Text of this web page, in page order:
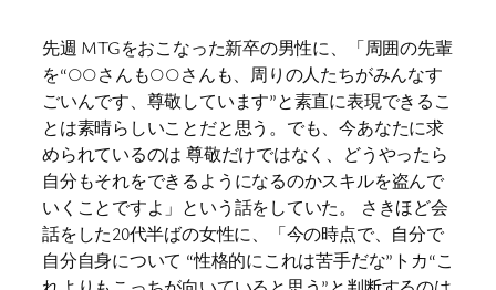
先週 MTGをおこなった新卒の男性に、「周囲の先輩
を“○○さんも○○さんも、周りの人たちがみんなす
ごいんです、尊敬しています”と素直に表現できるこ
とは素晴らしいことだと思う。でも、今あなたに求
められているのは 尊敬だけではなく、どうやったら
自分もそれをできるようになるのかスキルを盗んで
いくことですよ」という話をしていた。 さきほど会
話をした20代半ばの女性に、「今の時点で、自分で
自分自身について “性格的にこれは苦手だな”トカ“こ